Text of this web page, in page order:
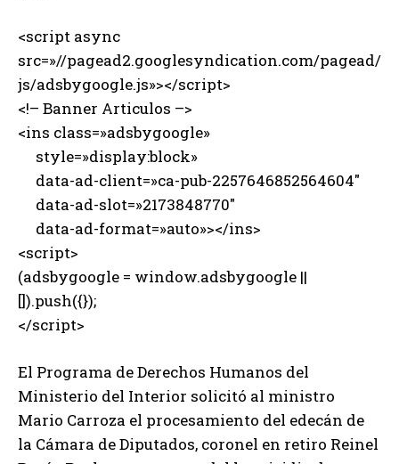
<script async
src=»//pagead2.googlesyndication.com/pagead/
js/adsbygoogle.js»></script>
<!– Banner Articulos –>
<ins class=»adsbygoogle»
style=»display:block»
data-ad-client=»ca-pub-2257646852564604″
data-ad-slot=»2173848770″
data-ad-format=»auto»></ins>
<script>
(adsbygoogle = window.adsbygoogle ||
[]).push({});
</script>
El Programa de Derechos Humanos del
Ministerio del Interior solicitó al ministro
Mario Carroza el procesamiento del edecán de
la Cámara de Diputados, coronel en retiro Reinel